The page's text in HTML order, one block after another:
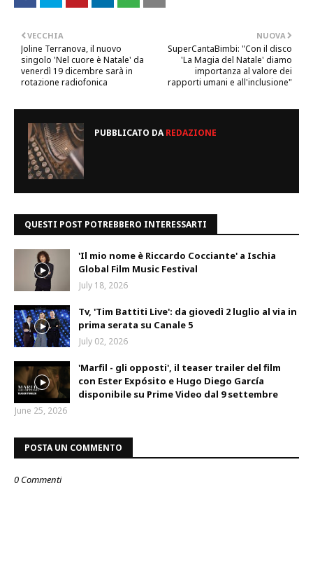
NUOVA
SuperCantaBimbi: "Con il disco
'La Magia del Natale' diamo
importanza al valore dei
rapporti umani e all'inclusione"
VECCHIA
Joline Terranova, il nuovo
singolo 'Nel cuore è Natale' da
venerdì 19 dicembre sarà in
rotazione radiofonica
PUBBLICATO DAREDAZIONE
QUESTI POST POTREBBERO INTERESSARTI
'Il mio nome è Riccardo Cocciante' a Ischia
Global Film Music Festival
July 18, 2026
Tv, 'Tim Battiti Live': da giovedì 2 luglio al via in
prima serata su Canale 5
July 02, 2026
'Marfil - gli opposti', il teaser trailer del film
con Ester Expósito e Hugo Diego García
disponibile su Prime Video dal 9 settembre
June 25, 2026
POSTA UN COMMENTO
0 Commenti